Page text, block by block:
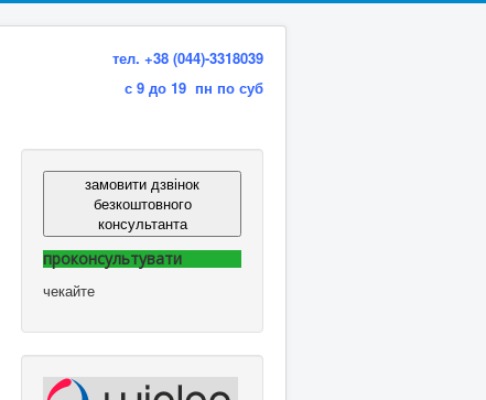
тел. +38 (044)-3318039
с 9 до 19 пн по суб
замовити дзвінок
безкоштовного
консультанта
проконсультувати
чекайте